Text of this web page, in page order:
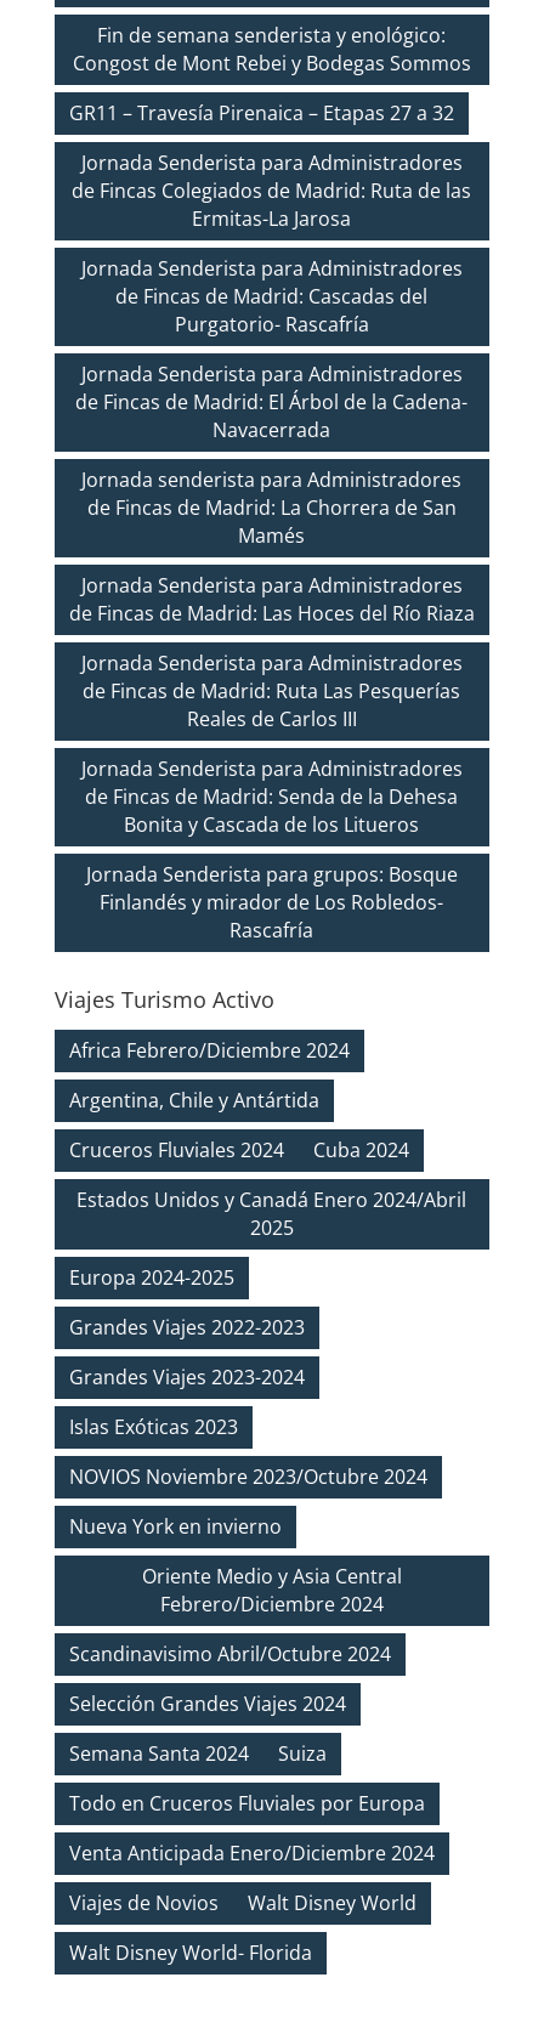
Fin de semana senderista y enológico:
Congost de Mont Rebei y Bodegas Sommos
GR11 – Travesía Pirenaica – Etapas 27 a 32
Jornada Senderista para Administradores
de Fincas Colegiados de Madrid: Ruta de las
Ermitas-La Jarosa
Jornada Senderista para Administradores
de Fincas de Madrid: Cascadas del
Purgatorio- Rascafría
Jornada Senderista para Administradores
de Fincas de Madrid: El Árbol de la Cadena-
Navacerrada
Jornada senderista para Administradores
de Fincas de Madrid: La Chorrera de San
Mamés
Jornada Senderista para Administradores
de Fincas de Madrid: Las Hoces del Río Riaza
Jornada Senderista para Administradores
de Fincas de Madrid: Ruta Las Pesquerías
Reales de Carlos III
Jornada Senderista para Administradores
de Fincas de Madrid: Senda de la Dehesa
Bonita y Cascada de los Litueros
Jornada Senderista para grupos: Bosque
Finlandés y mirador de Los Robledos-
Rascafría
Viajes Turismo Activo
Africa Febrero/Diciembre 2024
Argentina, Chile y Antártida
Cruceros Fluviales 2024
Cuba 2024
Estados Unidos y Canadá Enero 2024/Abril
2025
Europa 2024-2025
Grandes Viajes 2022-2023
Grandes Viajes 2023-2024
Islas Exóticas 2023
NOVIOS Noviembre 2023/Octubre 2024
Nueva York en invierno
Oriente Medio y Asia Central
Febrero/Diciembre 2024
Scandinavisimo Abril/Octubre 2024
Selección Grandes Viajes 2024
Semana Santa 2024
Suiza
Todo en Cruceros Fluviales por Europa
Venta Anticipada Enero/Diciembre 2024
Viajes de Novios
Walt Disney World
Walt Disney World- Florida